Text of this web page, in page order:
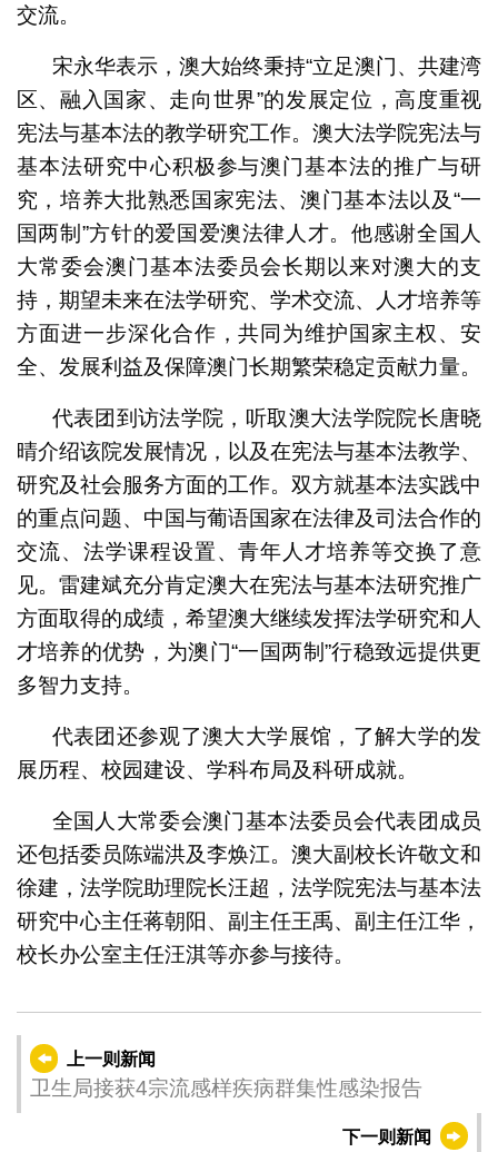
交流。
宋永华表示，澳大始终秉持“立足澳门、共建湾
区、融入国家、走向世界”的发展定位，高度重视
宪法与基本法的教学研究工作。澳大法学院宪法与
基本法研究中心积极参与澳门基本法的推广与研
究，培养大批熟悉国家宪法、澳门基本法以及“一
国两制”方针的爱国爱澳法律人才。他感谢全国人
大常委会澳门基本法委员会长期以来对澳大的支
持，期望未来在法学研究、学术交流、人才培养等
方面进一步深化合作，共同为维护国家主权、安
全、发展利益及保障澳门长期繁荣稳定贡献力量。
代表团到访法学院，听取澳大法学院院长唐晓
晴介绍该院发展情况，以及在宪法与基本法教学、
研究及社会服务方面的工作。双方就基本法实践中
的重点问题、中国与葡语国家在法律及司法合作的
交流、法学课程设置、青年人才培养等交换了意
见。雷建斌充分肯定澳大在宪法与基本法研究推广
方面取得的成绩，希望澳大继续发挥法学研究和人
才培养的优势，为澳门“一国两制”行稳致远提供更
多智力支持。
代表团还参观了澳大大学展馆，了解大学的发
展历程、校园建设、学科布局及科研成就。
全国人大常委会澳门基本法委员会代表团成员
还包括委员陈端洪及李焕江。澳大副校长许敬文和
徐建，法学院助理院长汪超，法学院宪法与基本法
研究中心主任蒋朝阳、副主任王禹、副主任江华，
校长办公室主任汪淇等亦参与接待。
上一则新闻
卫生局接获4宗流感样疾病群集性感染报告
下一则新闻